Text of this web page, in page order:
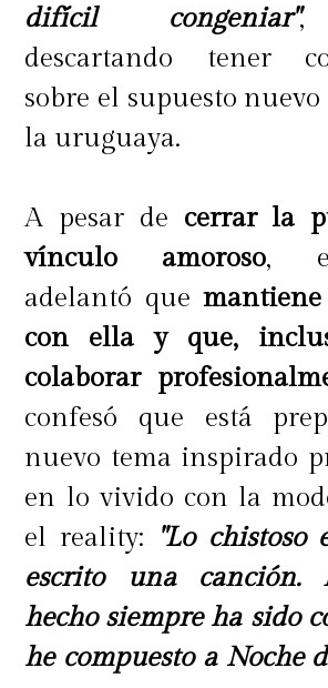
difícil congeniar",
descartando tener
sobre el supuesto
la uruguaya.
A pesar de cerrar la
vínculo amoroso,
adelantó que
con ella y que,
colaborar
confesó que está
nuevo tema inspirado
en lo vivido con la
el reality: "Lo chistoso
escrito una canción.
hecho siempre ha sido
he compuesto a Noche